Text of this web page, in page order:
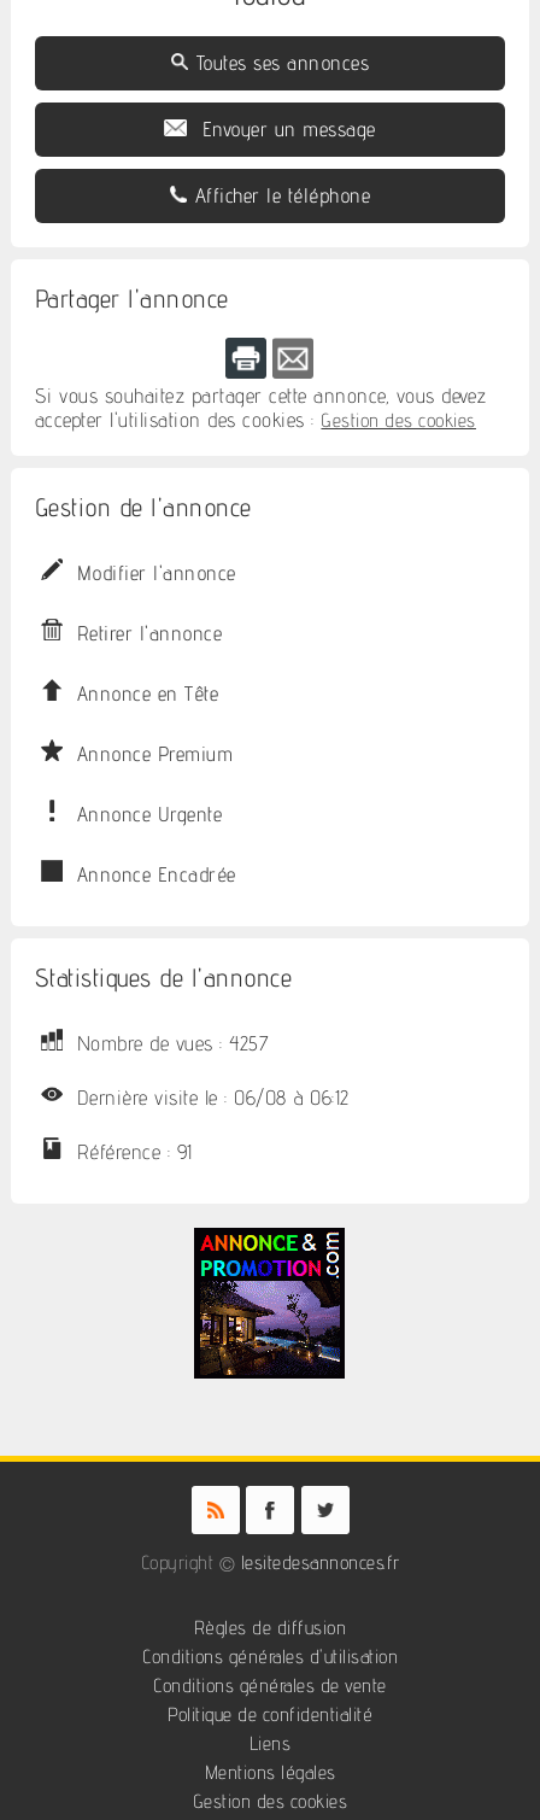
Toutes ses annonces
Envoyer un message
Afficher le téléphone
Partager l'annonce
Si vous souhaitez partager cette annonce, vous devez
accepter l'utilisation des cookies : Gestion des cookies
Gestion de l'annonce
Modifier l'annonce
Retirer l'annonce
Annonce en Tête
Annonce Premium
Annonce Urgente
Annonce Encadrée
Statistiques de l'annonce
Nombre de vues : 4257
Dernière visite le : 06/08 à 06:12
Référence : 91
Copyright © lesitedesannonces.fr
Règles de diffusion
Conditions générales d'utilisation
Conditions générales de vente
Politique de confidentialité
Liens
Mentions légales
Gestion des cookies